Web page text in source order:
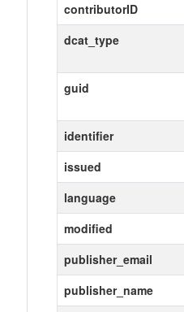
contributorID
dcat_type
guid
identifier
issued
language
modified
publisher_email
publisher_name